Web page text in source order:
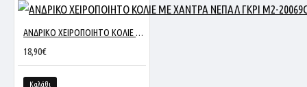
ΑΝΔΡΙΚΟ ΧΕΙΡΟΠΟΙΗΤΟ ΚΟΛΙΕ ΜΕ ΧΑΝΤΡΑ ΝΕΠΑΛ ΓΚΡΙ M2-20069G
18,90€
Καλάθι